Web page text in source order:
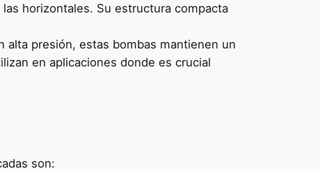
horizontales. Su estructura compacta
presión, estas bombas mantienen un
en aplicaciones donde es crucial
son: